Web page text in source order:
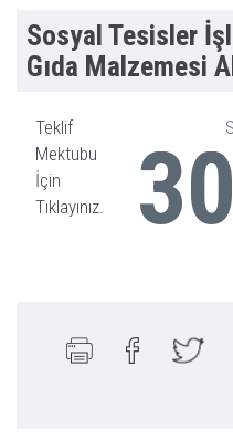
Sosyal Tesisler
Gıda Malzemesi
30
Teklif
Mektubu
İçin
Tıklayınız.